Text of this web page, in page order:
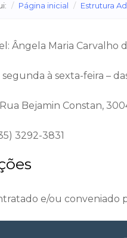
Página inicial Estrutura
Ângela Maria Carvalho
à sexta-feira – das
Bejamin Constan,
3292-3831
e/ou conveniado